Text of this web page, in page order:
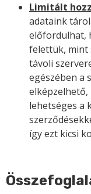
Limitált
adataink
előfordulhat,
felettük, mint
távoli
egészében a
elképzelhető,
lehetséges a
így ezt kicsi